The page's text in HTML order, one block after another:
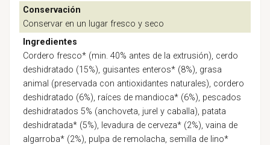
Conservación
Conservar en un lugar fresco y seco
Ingredientes
Cordero fresco* (min. 40% antes de la extrusión), cerdo
deshidratado (15%), guisantes enteros* (8%), grasa
animal (preservada con antioxidantes naturales), cordero
deshidratado (6%), raíces de mandioca* (6%), pescados
deshidratados 5% (anchoveta, jurel y caballa), patata
deshidratada* (5%), levadura de cerveza* (2%), vaina de
algarroba* (2%), pulpa de remolacha, semilla de lino*